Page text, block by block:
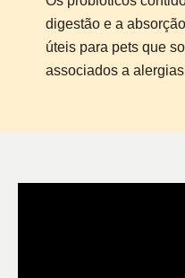
digestão e a
úteis para pets que
associados a